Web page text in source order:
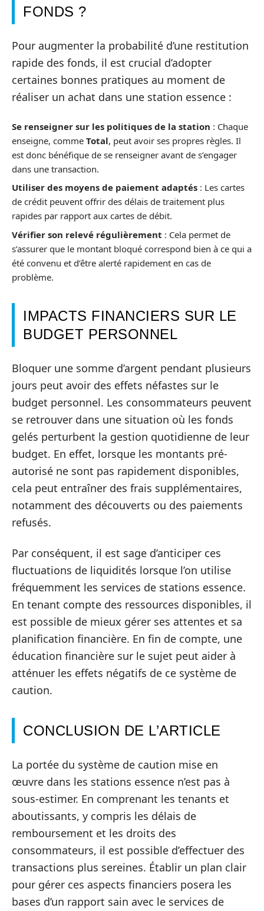
FONDS ?
Pour augmenter la probabilité d’une restitution
rapide des fonds, il est crucial d’adopter
certaines bonnes pratiques au moment de
réaliser un achat dans une station essence :
Se renseigner sur les politiques de la station : Chaque
enseigne, comme Total, peut avoir ses propres règles. Il
est donc bénéfique de se renseigner avant de s’engager
dans une transaction.
Utiliser des moyens de paiement adaptés : Les cartes
de crédit peuvent offrir des délais de traitement plus
rapides par rapport aux cartes de débit.
Vérifier son relevé régulièrement : Cela permet de
s’assurer que le montant bloqué correspond bien à ce qui a
été convenu et d’être alerté rapidement en cas de
problème.
IMPACTS FINANCIERS SUR LE
BUDGET PERSONNEL
Bloquer une somme d’argent pendant plusieurs
jours peut avoir des effets néfastes sur le
budget personnel. Les consommateurs peuvent
se retrouver dans une situation où les fonds
gelés perturbent la gestion quotidienne de leur
budget. En effet, lorsque les montants pré-
autorisé ne sont pas rapidement disponibles,
cela peut entraîner des frais supplémentaires,
notamment des découverts ou des paiements
refusés.
Par conséquent, il est sage d’anticiper ces
fluctuations de liquidités lorsque l’on utilise
fréquemment les services de stations essence.
En tenant compte des ressources disponibles, il
est possible de mieux gérer ses attentes et sa
planification financière. En fin de compte, une
éducation financière sur le sujet peut aider à
atténuer les effets négatifs de ce système de
caution.
CONCLUSION DE L’ARTICLE
La portée du système de caution mise en
œuvre dans les stations essence n’est pas à
sous-estimer. En comprenant les tenants et
aboutissants, y compris les délais de
remboursement et les droits des
consommateurs, il est possible d’effectuer des
transactions plus sereines. Établir un plan clair
pour gérer ces aspects financiers posera les
bases d’un rapport sain avec le services de